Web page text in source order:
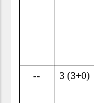
3 (3+0)
--